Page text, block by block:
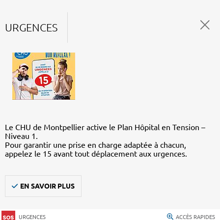
URGENCES
Le CHU de Montpellier active le Plan Hôpital en Tension –
Niveau 1.
Pour garantir une prise en charge adaptée à chacun,
appelez le 15 avant tout déplacement aux urgences.
EN SAVOIR PLUS
URGENCES ACCÈS RAPIDES